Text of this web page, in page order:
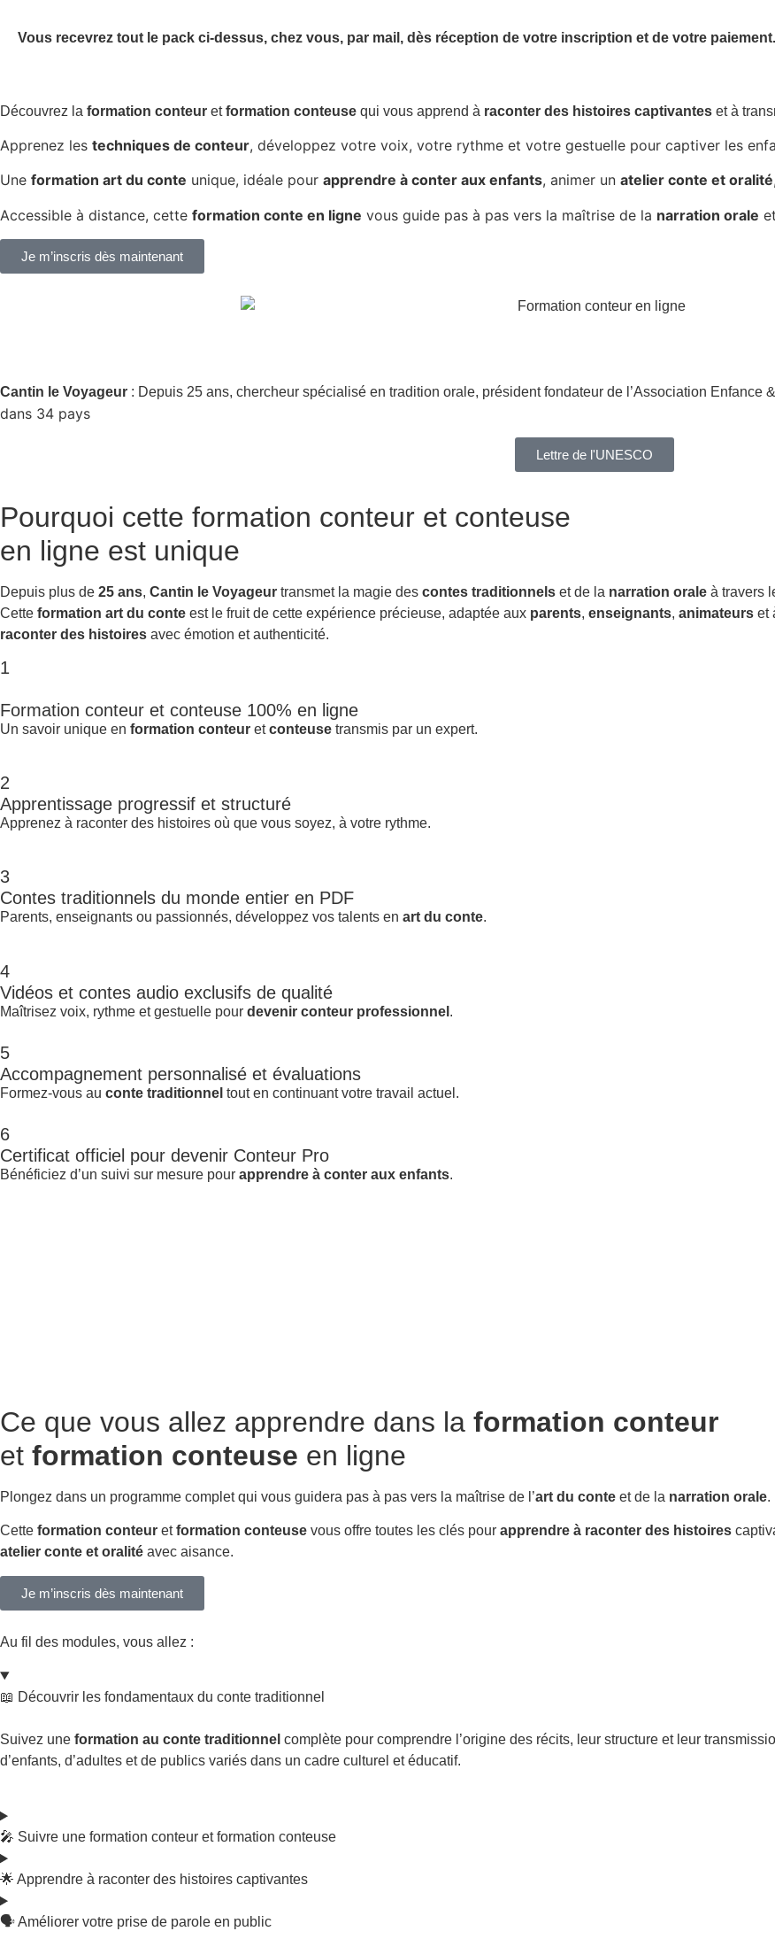
Vous recevrez tout le pack ci-dessus, chez vous, par mail, dès réception de votre inscription et de votre paiement.
Découvrez la formation conteur etformation conteuse qui vous apprend à raconter des histoires captivantes et à
Apprenez les techniques de conteur, développez votre voix, votre rythme et votre gestuelle pour captiver les
Une formation art du conte unique, idéale pour apprendre à conter aux enfants, animer un atelier conte et oralité
Accessible à distance, cette formation conte en ligne vous guide pas à pas vers la maîtrise de la narration orale
Je m’inscris dès maintenant
Cantin le Voyageur : Depuis 25 ans, chercheur spécialisé en tradition orale, président fondateur de l’Association Enfance
dans 34 pays
Lettre de l'UNESCO
Pourquoi cette formation conteur et conteuse
en ligne est unique
Depuis plus de 25 ans, Cantin le Voyageur transmet la magie des contes traditionnels et de la narration orale à travers
Cette formation art du conte est le fruit de cette expérience précieuse, adaptée aux parents, enseignants, animateurs et
raconter des histoires avec émotion et authenticité.
1
Formation conteur et conteuse 100% en ligne
Un savoir unique en formation conteur etconteuse transmis par un expert.
2
Apprentissage progressif et structuré
Apprenez à raconter des histoires où que vous soyez, à votre rythme.
3
Contes traditionnels du monde entier en PDF
Parents, enseignants ou passionnés, développez vos talents en art du conte.
4
Vidéos et contes audio exclusifs de qualité
Maîtrisez voix, rythme et gestuelle pour devenir conteur professionnel .
5
Accompagnement personnalisé et évaluations
Formez-vous au conte traditionnel tout en continuant votre travail actuel.
6
Certificat officiel pour devenir Conteur Pro
Bénéficiez d’un suivi sur mesure pour apprendre à conter aux enfants.
Ce que vous allez apprendre dans la formation conteur
et formation conteuse en ligne
Plongez dans un programme complet qui vous guidera pas à pas vers la maîtrise de l’art du conte et de la narration orale.
Cette formation conteur etformation conteuse vous offre toutes les clés pour apprendre à raconter des histoires
atelier conte et oralité avec aisance.
Je m’inscris dès maintenant
Au fil des modules, vous allez :
📖 Découvrir les fondamentaux du conte traditionnel
Suivez une formation au conte traditionnel complète pour comprendre l’origine des récits, leur structure et leur
d’enfants, d’adultes et de publics variés dans un cadre culturel et éducatif.
🎤 Suivre une formation conteur et formation conteuse
🌟 Apprendre à raconter des histoires captivantes
🗣️ Améliorer votre prise de parole en public